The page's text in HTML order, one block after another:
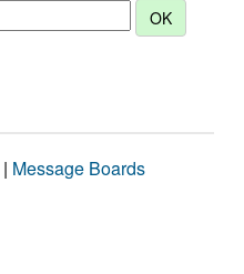
| Message Boards